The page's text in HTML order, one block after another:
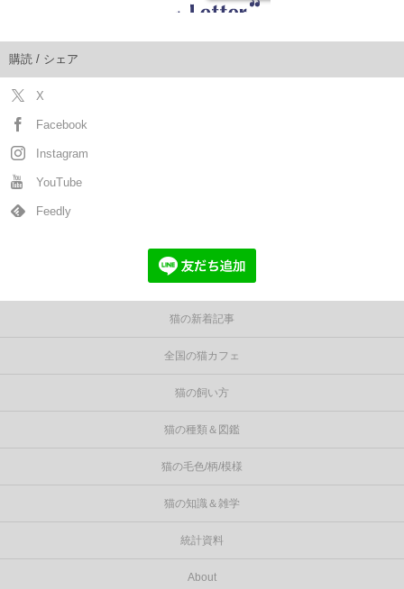
購読 / シェア
X
Facebook
Instagram
YouTube
Feedly
猫の新着記事
全国の猫カフェ
猫の飼い方
猫の種類＆図鑑
猫の毛色/柄/模様
猫の知識＆雑学
統計資料
About